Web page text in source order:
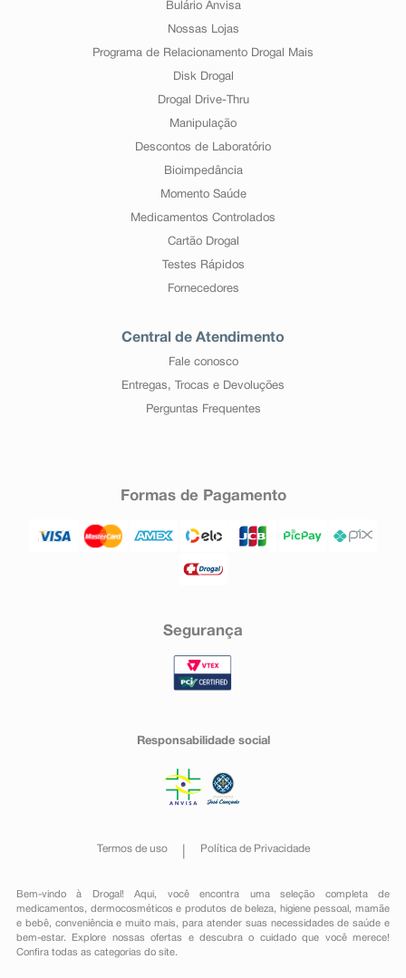
Bulário Anvisa
Nossas Lojas
Programa de Relacionamento Drogal Mais
Disk Drogal
Drogal Drive-Thru
Manipulação
Descontos de Laboratório
Bioimpedância
Momento Saúde
Medicamentos Controlados
Cartão Drogal
Testes Rápidos
Fornecedores
Central de Atendimento
Fale conosco
Entregas, Trocas e Devoluções
Perguntas Frequentes
Formas de Pagamento
Segurança
Responsabilidade social
Termos de uso Política de Privacidade
Bem-vindo à Drogal! Aqui, você encontra uma seleção completa de
medicamentos , dermocosméticos e produtos de beleza, higiene pessoal ,mamãe
e bebê, conveniênciae muito mais, para atender suas necessidades de saúde e
bem-estar. Explore nossas ofertas e descubra o cuidado que você merece!
Confira todas as categorias do site.